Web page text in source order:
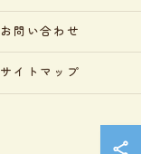
お問い合わせ
サイトマップ